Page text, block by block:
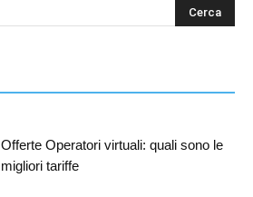
s
Offerte Operatori virtuali: quali sono le
migliori tariffe